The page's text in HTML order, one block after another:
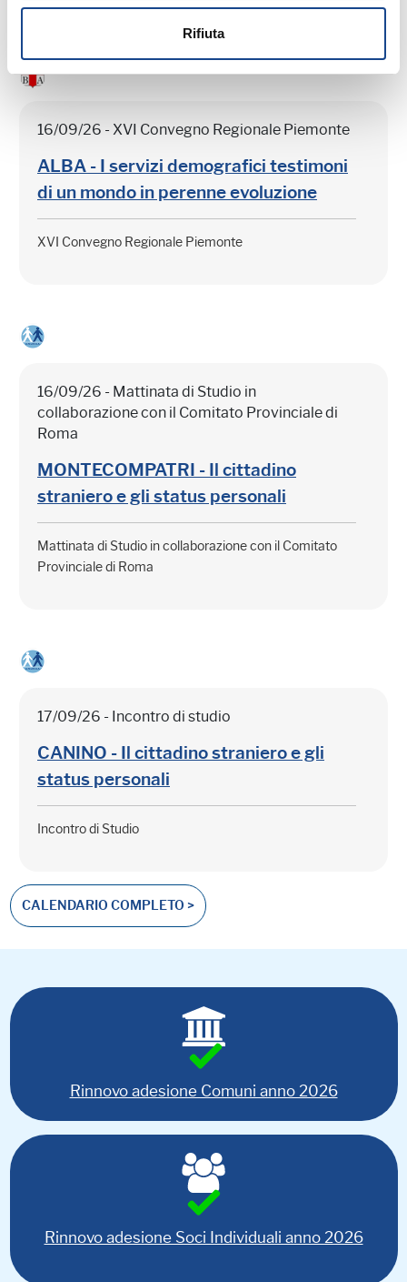
Rifiuta
16/09/26 - XVI Convegno Regionale Piemonte
ALBA - I servizi demografici testimoni
di un mondo in perenne evoluzione
XVI Convegno Regionale Piemonte
16/09/26 - Mattinata di Studio in
collaborazione con il Comitato Provinciale di
Roma
MONTECOMPATRI - Il cittadino
straniero e gli status personali
Mattinata di Studio in collaborazione con il Comitato
Provinciale di Roma
17/09/26 - Incontro di studio
CANINO - Il cittadino straniero e gli
status personali
Incontro di Studio
CALENDARIO COMPLETO >
Rinnovo adesione Comuni anno 2026
Rinnovo adesione Soci Individuali anno 2026